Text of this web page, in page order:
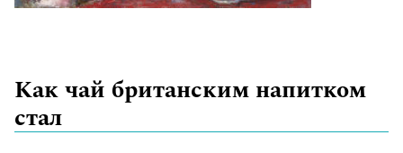
Как чай британским напитком
стал